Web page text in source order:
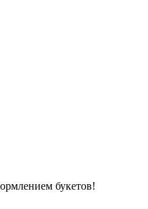
букетов!